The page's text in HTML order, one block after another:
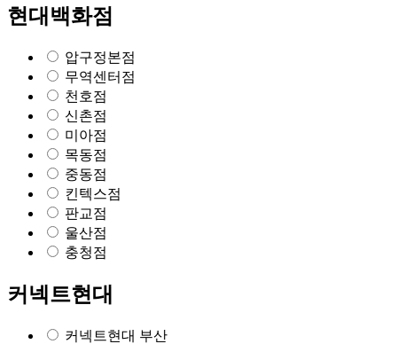
현대백화점
압구정본점
무역센터점
천호점
신촌점
미아점
목동점
중동점
킨텍스점
판교점
울산점
충청점
커넥트현대
커넥트현대 부산